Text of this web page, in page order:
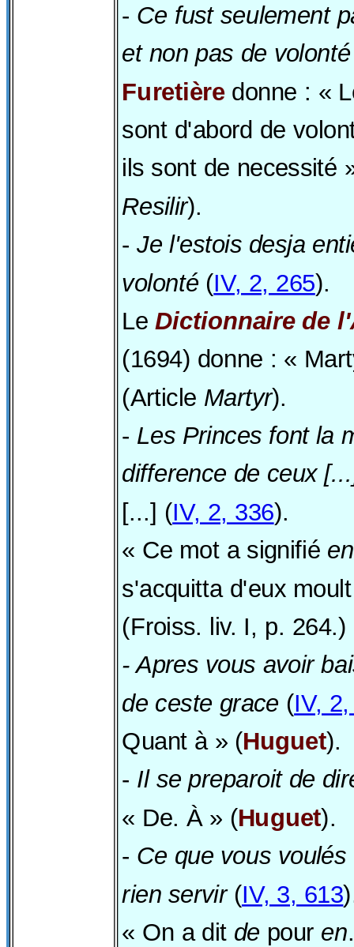
- Ce fust seulement
et non pas de volonté
Furetièredonne : «
sont d'abord de
ils sont de necessité
Resilir).
-Je l'estois desja
volonté (IV, 2, 265).
LeDictionnaire de
(1694) donne : «
(Article Martyr).
- Les Princes font la
difference de ceux
[...] (IV, 2, 336).
« Ce mot a signifié
s'acquitta d'eux
(Froiss. liv. I, p. 264.)
- Apres vous avoir
de ceste grace (IV,
Quant à » (Huguet).
- Il se preparoit de
« De. À » (Huguet).
- Ce que vous
rien servir(IV, 3, 613
« On a dit de pour en